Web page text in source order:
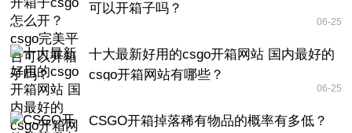
可以开箱子吗？
06-25
十大最新好用的csgo开箱网站 国内最好的
csgo开箱网站有哪些？
06-25
CSGO开箱掉落稀有物品的概率有多低？